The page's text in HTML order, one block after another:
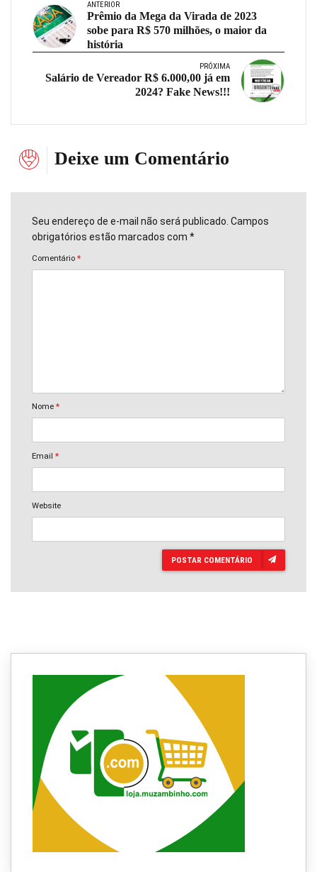
ANTERIOR
Prêmio da Mega da Virada de 2023
sobe para R$ 570 milhões, o maior da
história
PRÓXIMA
Salário de Vereador R$ 6.000,00 já em
2024? Fake News!!!
Deixe um Comentário
Seu endereço de e-mail não será publicado. Campos
obrigatórios estão marcados com *
Comentário *
Nome *
Email *
Website
POSTAR COMENTÁRIO